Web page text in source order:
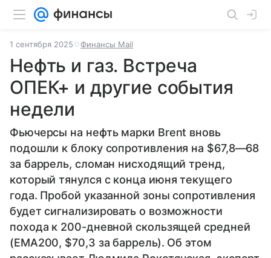
1 сентября 2025 Финансы Mail
Нефть и газ. Встреча
ОПЕК+ и другие события
недели
Фьючерсы на нефть марки Brent вновь
подошли к блоку сопротивления на $67,8—68
за баррель, сломан нисходящий тренд,
который тянулся с конца июня текущего
года. Пробой указанной зоны сопротивления
будет сигнализировать о возможности
похода к 200-дневной скользящей средней
(EMA200, $70,3 за баррель). Об этом